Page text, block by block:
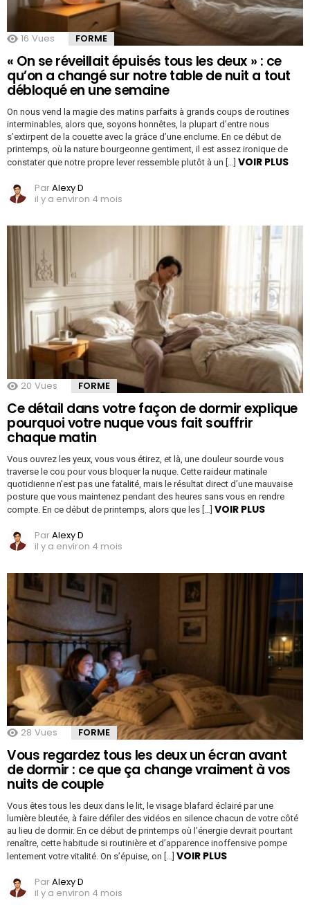
16 Vues FORME
« On se réveillait épuisés tous les deux » : ce
qu’on a changé sur notre table de nuit a tout
débloqué en une semaine
On nous vend la magie des matins parfaits à grands coups de routines
interminables, alors que, soyons honnêtes, la plupart d’entre nous
s’extirpent de la couette avec la grâce d’une enclume. En ce début de
printemps, où la nature bourgeonne gentiment, il est assez ironique de
constater que notre propre lever ressemble plutôt à un […] VOIR PLUS
ParAlexy D
il y a environ 4 mois
20 Vues FORME
Ce détail dans votre façon de dormir explique
pourquoi votre nuque vous fait souffrir
chaque matin
Vous ouvrez les yeux, vous vous étirez, et là, une douleur sourde vous
traverse le cou pour vous bloquer la nuque. Cette raideur matinale
quotidienne n’est pas une fatalité, mais le résultat direct d’une mauvaise
posture que vous maintenez pendant des heures sans vous en rendre
compte. En ce début de printemps, alors que les […] VOIR PLUS
ParAlexy D
il y a environ 4 mois
28 Vues FORME
Vous regardez tous les deux un écran avant
de dormir : ce que ça change vraiment à vos
nuits de couple
Vous êtes tous les deux dans le lit, le visage blafard éclairé par une
lumière bleutée, à faire défiler des vidéos en silence chacun de votre côté
au lieu de dormir. En ce début de printemps où l’énergie devrait pourtant
renaître, cette habitude si routinière et d’apparence inoffensive pompe
lentement votre vitalité. On s’épuise, on […] VOIR PLUS
ParAlexy D
il y a environ 4 mois